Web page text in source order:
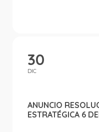
30
DIC
ANUNCIO
ESTRATÉGICA 6